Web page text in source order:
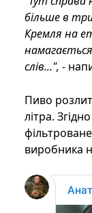
більше в
Кремля на
слів...", -
Пиво
літра.
виробника